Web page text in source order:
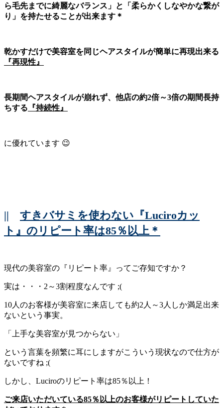
ら毛先までに綺麗なバランス」と「柔らかくしなやかな繋が
り」を持たせることが出来ます＊
乾かすだけで美容室を同じヘアスタイルが簡単に再現出来る
『再現性』
長期間ヘアスタイルが崩れず、他店の約2倍～3倍の期間長持
ちする 『持続性』
に優れています 😉
|| すきバサミを使わない『Luciroカッ
ト』のリピート率は85％以上＊
現代の美容室の『リピート率』ってご存知ですか？
実は・・・2～3割程度なんです ;(
10人のお客様が美容室に来店しても約2人～3人しか満足出来
ないという事実。
「上手な美容室が見つからない」
という言葉を頻繁に耳にしますがこういう現状なので仕方が
ないですね ;(
しかし、Luciroのリピート率は85％以上！
ご来店いただいている85％以上のお客様がリピートしていた